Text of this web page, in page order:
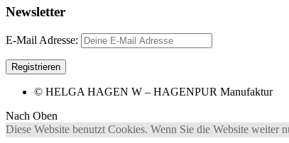
Newsletter
E-Mail Adresse:
© HELGA HAGEN W – HAGENPUR Manufaktur
Nach Oben
Diese Website benutzt Cookies. Wenn Sie die Website weiter